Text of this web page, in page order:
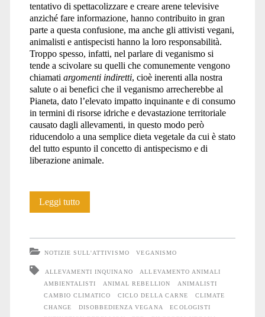
tentativo di spettacolizzare e creare arene televisive
anziché fare informazione, hanno contribuito in gran
parte a questa confusione, ma anche gli attivisti vegani,
animalisti e antispecisti hanno la loro responsabilità.
Troppo spesso, infatti, nel parlare di veganismo si
tende a scivolare su quelli che comunemente vengono
chiamati argomenti indiretti, cioè inerenti alla nostra
salute o ai benefici che il veganismo arrecherebbe al
Pianeta, dato l’elevato impatto inquinante e di consumo
in termini di risorse idriche e devastazione territoriale
causato dagli allevamenti, in questo modo però
riducendolo a una semplice dieta vegetale da cui è stato
del tutto espunto il concetto di antispecismo e di
liberazione animale.
Leggi tuttoVegan
NOTIZIE SULL'ATTIVISMO VEGANISMO
ALLEVAMENTI INQUINANO
ALLEVAMENTO ANIMALI
AMBIENTALISTI
ANIMAL REBELLION
ANIMALISTI
CAMBIO CLIMATICO
CICLO DELLA CARNE
CLIMATE
CHANGE
DISOBBEDIENZA VEGANA
ECOLOGISTI